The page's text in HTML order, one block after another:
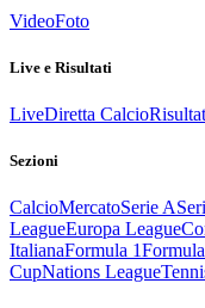
VideoFoto
Live e Risultati
LiveDiretta Calcio
Sezioni
CalcioMercatoSerie A
LeagueEuropa League
ItalianaFormula 1
CupNations League